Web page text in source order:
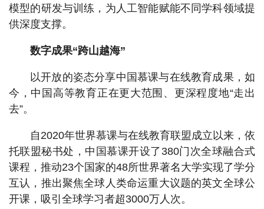
模型的研发与训练，为人工智能赋能不同学科领域提
供深度支撑。
数字成果“跨山越海”
以开放的姿态分享中国慕课与在线教育成果，如
今，中国高等教育正在更大范围、更深程度地“走出
去”。
自2020年世界慕课与在线教育联盟成立以来，依
托联盟秘书处，中国慕课开设了380门次全球融合式
课程，推动23个国家的48所世界著名大学实现了学分
互认，推出聚焦全球人类命运重大议题的英文全球公
开课，吸引全球学习者超3000万人次。